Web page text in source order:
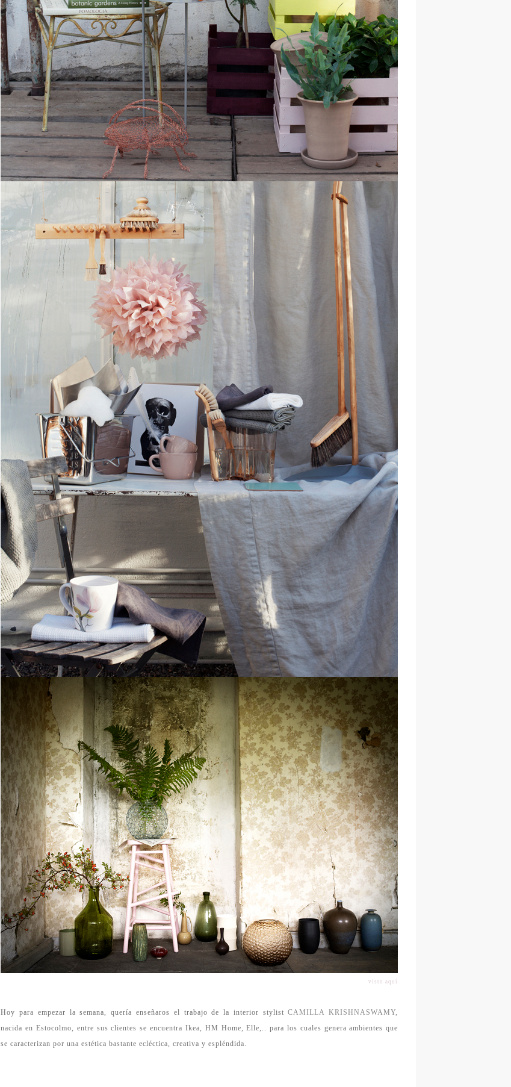
visto aquí
Hoy para empezar la semana, quería enseñaros el trabajo de la interior stylistCAMILLA KRISHNASWAMY,
nacida en Estocolmo, entre sus clientes se encuentra Ikea, HM Home, Elle,.. para los cuales generaambientes que
se caracterizan por una estética bastante ecléctica, creativa yespléndida